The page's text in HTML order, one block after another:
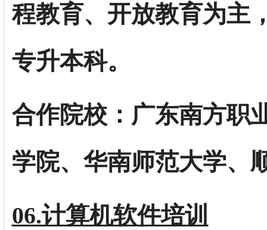
程教育、开放教育为主
专升本科。
合作院校：广东南方职
学院、华南师范大学、
06.计算机软件培训